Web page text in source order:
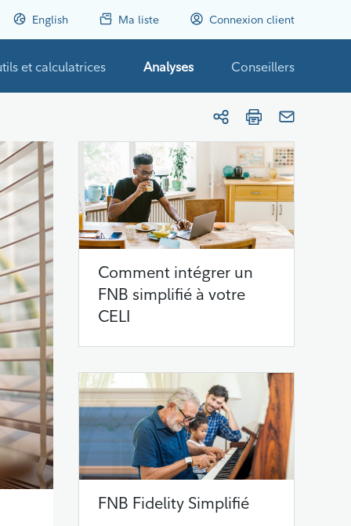
English Ma liste Connexion client
et calculatrices Analyses Conseillers
Comment intégrer un
FNB simplifié à votre
CELI
FNB Fidelity Simplifié